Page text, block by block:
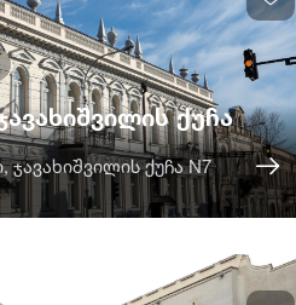
ქუჩა
ჯავახიშვილის ქუჩა N7